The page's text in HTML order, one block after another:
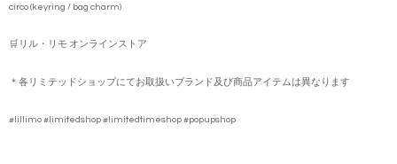
circo (keyring / bag charm)
🛒リル・リモ オンラインストア
＊各リミテッドショップにてお取扱いブランド及び商品アイテムは異なります
#lillimo #limitedshop #limitedtimeshop #popupshop